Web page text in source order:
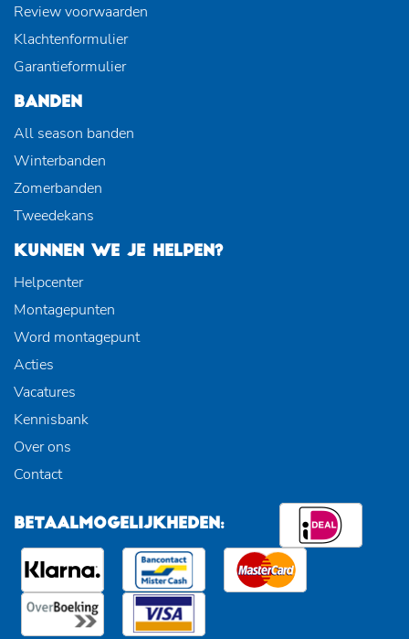
Review voorwaarden
Klachtenformulier
Garantieformulier
BANDEN
All season banden
Winterbanden
Zomerbanden
Tweedekans
KUNNEN WE JE HELPEN?
Helpcenter
Montagepunten
Word montagepunt
Acties
Vacatures
Kennisbank
Over ons
Contact
BETAALMOGELIJKHEDEN: